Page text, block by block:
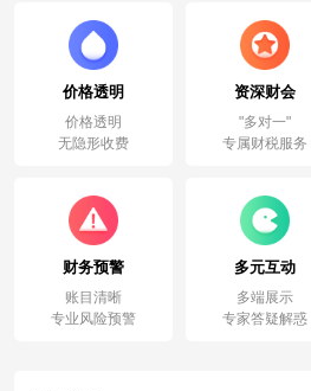
价格透明
价格透明
无隐形收费
资深财会
"多对一"
专属财税服务
财务预警
账目清晰
专业风险预警
多元互动
多端展示
专家答疑解惑